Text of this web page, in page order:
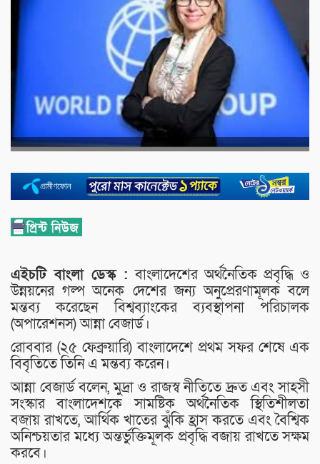
এইচটি বাংলা ডেস্ক : বাংলাদেশের অর্থনৈতিক প্রবৃদ্ধি ও
উন্নয়নের গল্প অনেক দেশের জন্য অনুপ্রেরণামূলক বলে
মন্তব্য করেছেন বিশ্বব্যাংকের ব্যবস্থাপনা পরিচালক
(অপারেশনস) আন্না বেজার্ড।
রোববার (২৫ ফেব্রুয়ারি) বাংলাদেশে প্রথম সফর শেষে এক
বিবৃতিতে তিনি এ মন্তব্য করেন।
আন্না বেজার্ড বলেন, মুদ্রা ও রাজস্ব নীতিতে দ্রুত এবং সাহসী
সংস্কার বাংলাদেশকে সামষ্টিক অর্থনৈতিক স্থিতিশীলতা
বজায় রাখতে, আর্থিক খাতের ঝুঁকি হ্রাস করতে এবং বৈশ্বিক
অনিশ্চয়তার মধ্যে অন্তর্ভুক্তিমূলক প্রবৃদ্ধি বজায় রাখতে সক্ষম
করবে।